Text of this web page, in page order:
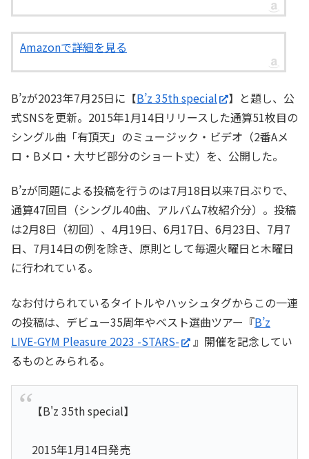
Amazonで詳細を見る
B’zが2023年7月25日に【B’z 35th special
】と題し、公
式SNSを更新。2015年1月14日リリースした通算51枚目の
シングル曲「有頂天」のミュージック・ビデオ（2番Aメ
ロ・Bメロ・大サビ部分のショート丈）を、公開した。
B’zが同題による投稿を行うのは7月18日以来7日ぶりで、
通算47回目（シングル40曲、アルバム7枚紹介分）。投稿
は2月8日（初回）、4月19日、6月17日、6月23日、7月7
日、7月14日の例を除き、原則として毎週火曜日と木曜日
に行われている。
なお付けられているタイトルやハッシュタグからこの一連
の投稿は、デビュー35周年やベスト選曲ツアー『B’z
LIVE-GYM Pleasure 2023 -STARS-
』開催を記念してい
るものとみられる。
【B'z 35th special】
2015年1月14日発売